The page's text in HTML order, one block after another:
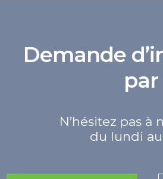
Demande
N’hésitez pas à
du lundi